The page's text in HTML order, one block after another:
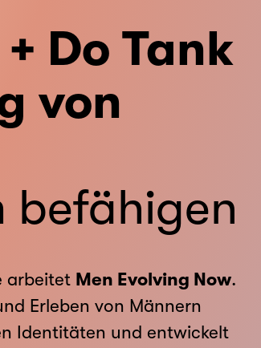
Do Tank
von
befähigen
arbeitet Men Evolving Now.
Erleben von Männern
Identitäten und entwickelt